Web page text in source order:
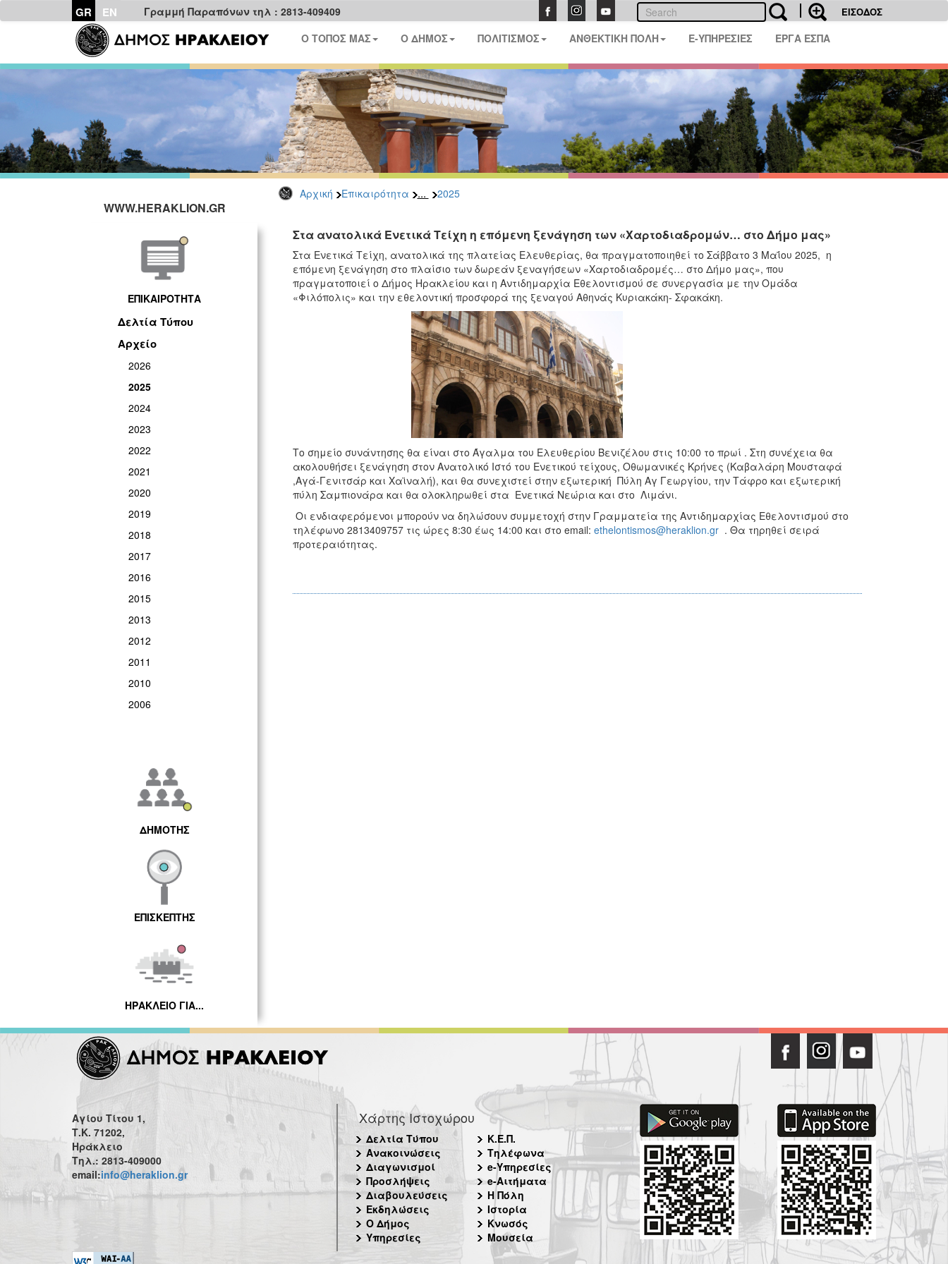
GR EN Γραμμή Παραπόνων τηλ : 2813-409409 ΕΙΣΟΔΟΣ
Ο ΤΟΠΟΣ ΜΑΣ Ο ΔΗΜΟΣ ΠΟΛΙΤΙΣΜΟΣ ΑΝΘΕΚΤΙΚΗ ΠΟΛΗ E-ΥΠΗΡΕΣΙΕΣ ΕΡΓΑ ΕΣΠΑ
Αρχική Επικαιρότητα ... 2025
WWW.HERAKLION.GR
ΕΠΙΚΑΙΡΟΤΗΤΑ
Δελτία Τύπου
Αρχείο
2026
2025
2024
2023
2022
2021
2020
2019
2018
2017
2016
2015
2013
2012
2011
2010
2006
ΔΗΜΟΤΗΣ
ΕΠΙΣΚΕΠΤΗΣ
ΗΡΑΚΛΕΙΟ ΓΙΑ...
Στα ανατολικά Ενετικά Τείχη η επόμενη ξενάγηση των «Χαρτοδιαδρομών… στο Δήμο μας»
Στα Ενετικά Τείχη, ανατολικά της πλατείας Ελευθερίας, θα πραγματοποιηθεί το Σάββατο 3 Μαΐου 2025, η
επόμενη ξενάγηση στο πλαίσιο των δωρεάν ξεναγήσεων «Χαρτοδιαδρομές… στο Δήμο μας», που
πραγματοποιεί ο Δήμος Ηρακλείου και η Αντιδημαρχία Εθελοντισμού σε συνεργασία με την Ομάδα
«Φιλόπολις» και την εθελοντική προσφορά της ξεναγού Αθηνάς Κυριακάκη- Σφακάκη.
Το σημείο συνάντησης θα είναι στο Άγαλμα του Ελευθερίου Βενιζέλου στις 10:00 το πρωί . Στη συνέχεια θα
ακολουθήσει ξενάγηση στον Ανατολικό Ιστό του Ενετικού τείχους, Οθωμανικές Κρήνες (Καβαλάρη Μουσταφά
,Αγά-Γενιτσάρ και Χαϊναλή), και θα συνεχιστεί στην εξωτερική Πύλη Αγ Γεωργίου, την Τάφρο και εξωτερική
πύλη Σαμπιονάρα και θα ολοκληρωθεί στα Ενετικά Νεώρια και στο Λιμάνι.
Οι ενδιαφερόμενοι μπορούν να δηλώσουν συμμετοχή στην Γραμματεία της Αντιδημαρχίας Εθελοντισμού στο
τηλέφωνο 2813409757 τις ώρες 8:30 έως 14:00 και στο email: ethelontismos@heraklion.gr. Θα τηρηθεί σειρά
προτεραιότητας.
Αγίου Τίτου 1,
Τ.Κ. 71202,
Ηράκλειο
Τηλ.: 2813-409000
email:info@heraklion.gr
Χάρτης Ιστοχώρου
Δελτία Τύπου
Ανακοινώσεις
Διαγωνισμοί
Προσλήψεις
Διαβουλεύσεις
Εκδηλώσεις
Ο Δήμος
Υπηρεσίες
Κ.Ε.Π.
Τηλέφωνα
e-Υπηρεσίες
e-Αιτήματα
Η Πόλη
Ιστορία
Κνωσός
Μουσεία